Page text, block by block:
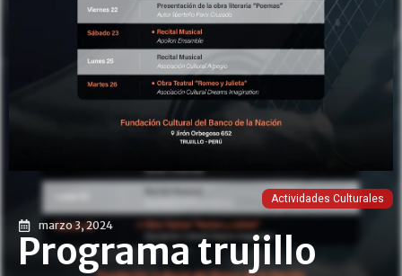
Actividades Culturales
marzo 3, 2024
Programa trujillo